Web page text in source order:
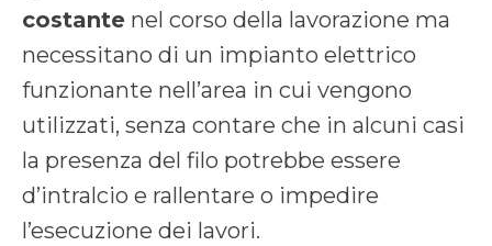
costante nel corso della lavorazione ma
necessitano di un impianto elettrico
funzionante nell’area in cui vengono
utilizzati, senza contare che in alcuni casi
la presenza del filo potrebbe essere
d’intralcio e rallentare o impedire
l’esecuzione dei lavori.